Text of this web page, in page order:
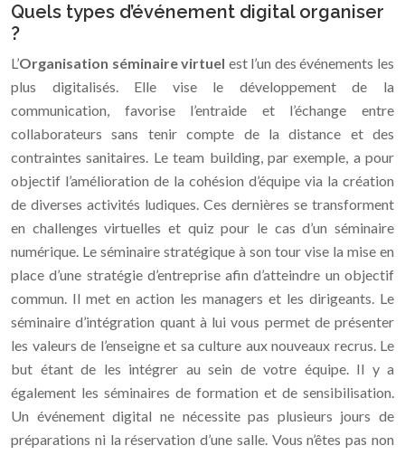
Quels types d’événement digital organiser
?
L’Organisation séminaire virtuel est l’un des événements les
plus digitalisés. Elle vise le développement de la
communication, favorise l’entraide et l’échange entre
collaborateurs sans tenir compte de la distance et des
contraintes sanitaires. Le team building, par exemple, a pour
objectif l’amélioration de la cohésion d’équipe via la création
de diverses activités ludiques. Ces dernières se transforment
en challenges virtuelles et quiz pour le cas d’un séminaire
numérique. Le séminaire stratégique à son tour vise la mise en
place d’une stratégie d’entreprise afin d’atteindre un objectif
commun. Il met en action les managers et les dirigeants. Le
séminaire d’intégration quant à lui vous permet de présenter
les valeurs de l’enseigne et sa culture aux nouveaux recrus. Le
but étant de les intégrer au sein de votre équipe. Il y a
également les séminaires de formation et de sensibilisation.
Un événement digital ne nécessite pas plusieurs jours de
préparations ni la réservation d’une salle. Vous n’êtes pas non